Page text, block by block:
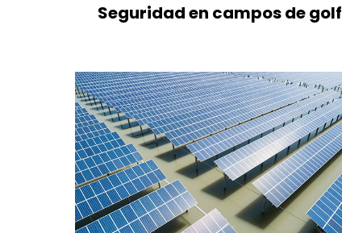
Seguridad en campos de golf